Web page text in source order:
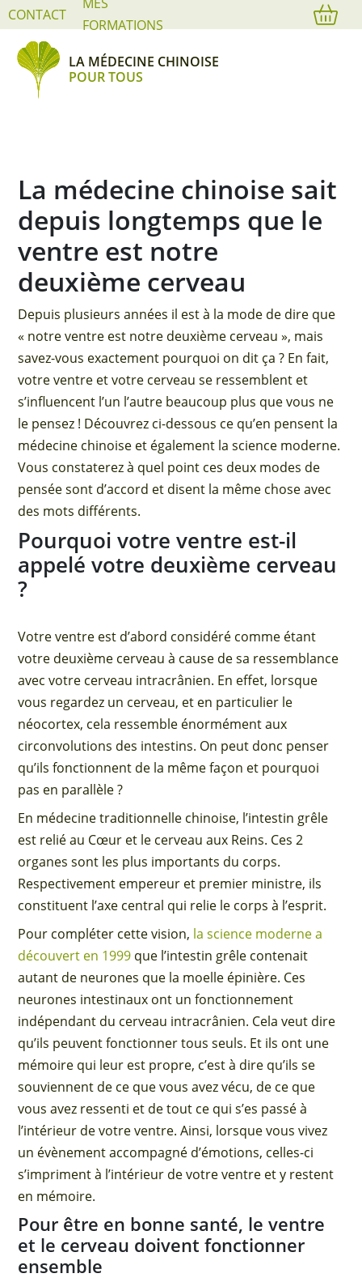
CONTACT
FORMATIONS
LA MÉDECINE CHINOISE
POUR TOUS
La médecine chinoise sait
depuis longtemps que le
ventre est notre
deuxième cerveau
Depuis plusieurs années il est à la mode de dire que
« notre ventre est notre deuxième cerveau », mais
savez-vous exactement pourquoi on dit ça ? En fait,
votre ventre et votre cerveau se ressemblent et
s’influencent l’un l’autre beaucoup plus que vous ne
le pensez ! Découvrez ci-dessous ce qu’en pensent la
médecine chinoise et également la science moderne.
Vous constaterez à quel point ces deux modes de
pensée sont d’accord et disent la même chose avec
des mots différents.
Pourquoi votre ventre est-il
appelé votre deuxième cerveau
?
Votre ventre est d’abord considéré comme étant
votre deuxième cerveau à cause de sa ressemblance
avec votre cerveau intracrânien. En effet, lorsque
vous regardez un cerveau, et en particulier le
néocortex, cela ressemble énormément aux
circonvolutions des intestins. On peut donc penser
qu’ils fonctionnent de la même façon et pourquoi
pas en parallèle ?
En médecine traditionnelle chinoise, l’intestin grêle
est relié au Cœur et le cerveau aux Reins. Ces 2
organes sont les plus importants du corps.
Respectivement empereur et premier ministre, ils
constituent l’axe central qui relie le corps à l’esprit.
Pour compléter cette vision, la science moderne a
découvert en 1999 que l’intestin grêle contenait
autant de neurones que la moelle épinière. Ces
neurones intestinaux ont un fonctionnement
indépendant du cerveau intracrânien. Cela veut dire
qu’ils peuvent fonctionner tous seuls. Et ils ont une
mémoire qui leur est propre, c’est à dire qu’ils se
souviennent de ce que vous avez vécu, de ce que
vous avez ressenti et de tout ce qui s’es passé à
l’intérieur de votre ventre. Ainsi, lorsque vous vivez
un évènement accompagné d’émotions, celles-ci
s’impriment à l’intérieur de votre ventre et y restent
en mémoire.
Pour être en bonne santé, le ventre
et le cerveau doivent fonctionner
ensemble
Cookies management panel